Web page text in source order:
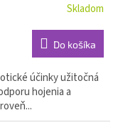
Skladom
Do košíka
účinky užitočná
hojenia a